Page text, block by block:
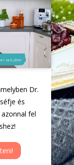
Dr.
és
fel